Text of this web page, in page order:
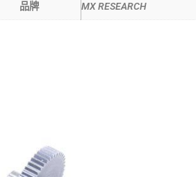
品牌 MX RESEARCH